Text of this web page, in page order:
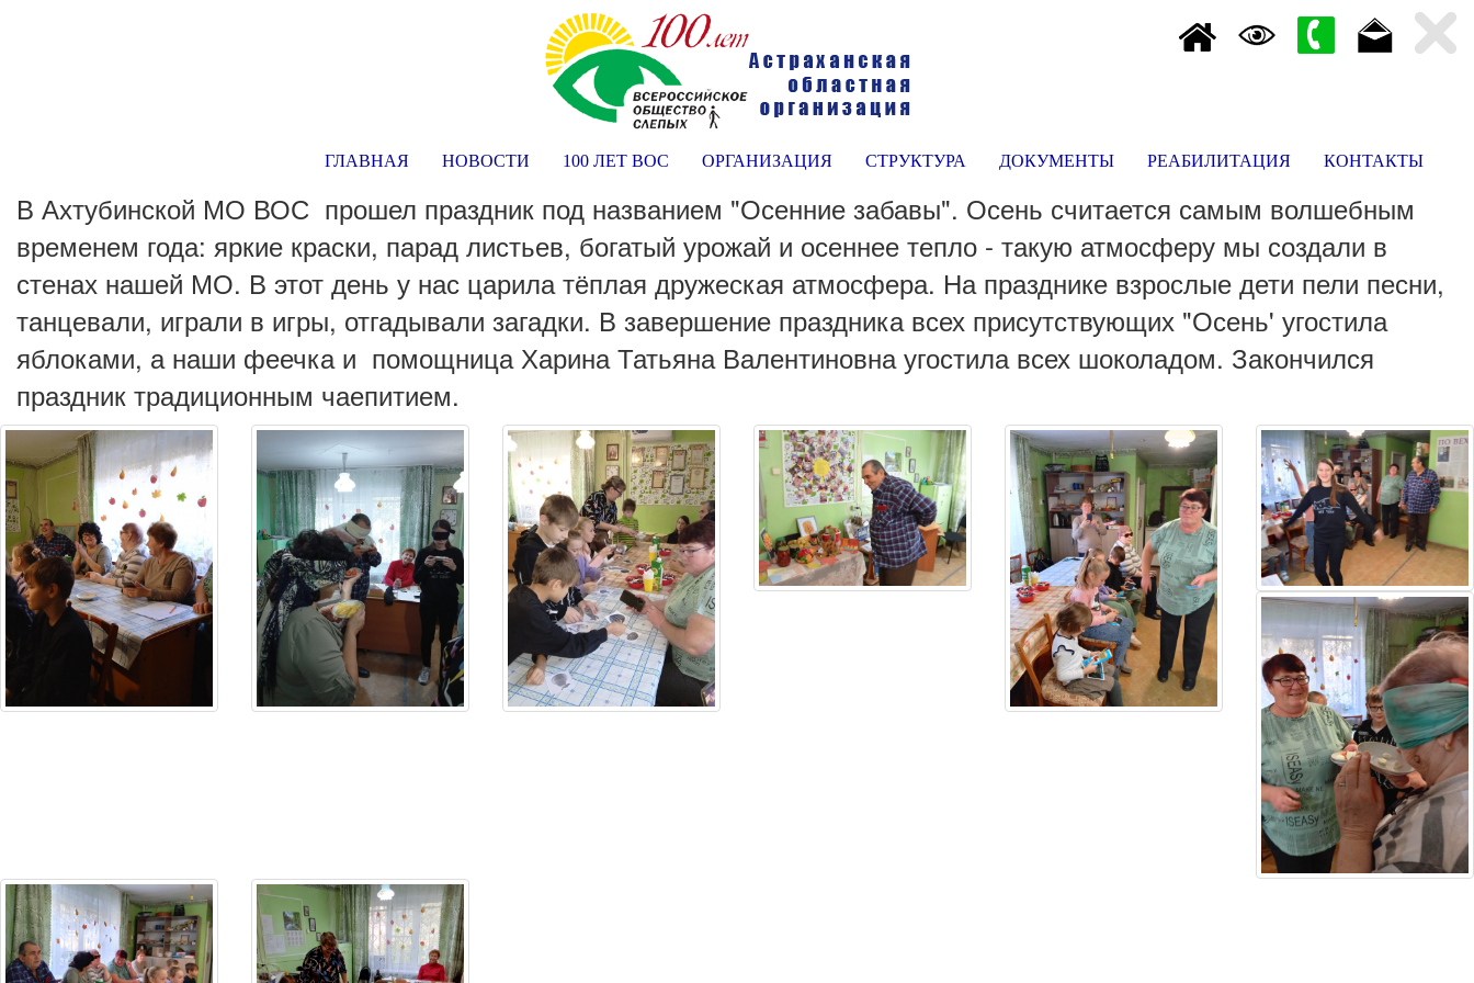
ГЛАВНАЯ НОВОСТИ 100 ЛЕТ ВОС ОРГАНИЗАЦИЯ СТРУКТУРА ДОКУМЕНТЫ РЕАБИЛИТАЦИЯ КОНТАКТЫ
В Ахтубинской МО ВОС прошел праздник под названием "Осенние забавы". Осень считается самым волшебным
временем года: яркие краски, парад листьев, богатый урожай и осеннее тепло - такую атмосферу мы создали в
стенах нашей МО. В этот день у нас царила тёплая дружеская атмосфера. На празднике взрослые дети пели песни,
танцевали, играли в игры, отгадывали загадки. В завершение праздника всех присутствующих "Осень' угостила
яблоками, а наши феечка и помощница Харина Татьяна Валентиновна угостила всех шоколадом. Закончился
праздник традиционным чаепитием.